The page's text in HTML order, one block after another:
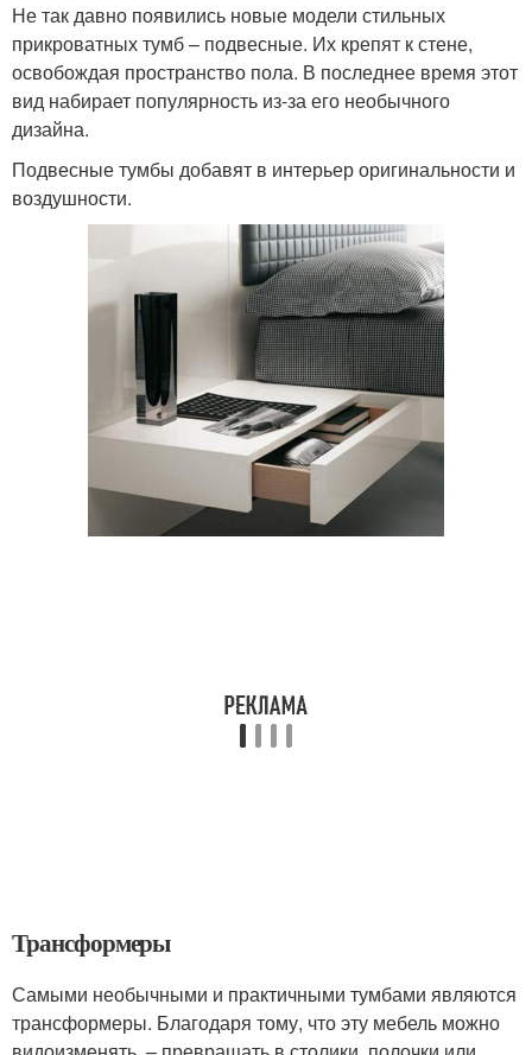
Не так давно появились новые модели стильных
прикроватных тумб – подвесные. Их крепят к стене,
освобождая пространство пола. В последнее время этот
вид набирает популярность из-за его необычного
дизайна.
Подвесные тумбы добавят в интерьер оригинальности и
воздушности.
Трансформеры
Самыми необычными и практичными тумбами являются
трансформеры. Благодаря тому, что эту мебель можно